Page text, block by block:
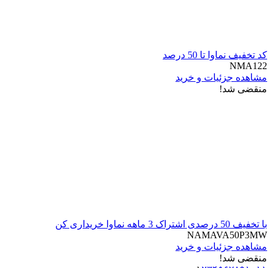
کد تخفیف نماوا تا 50 درصد
NMA122
مشاهده جزئیات و خرید
منقضی شد!
با تخفیف 50 درصدی اشتراک 3 ماهه نماوا خریداری کن
NAMAVA50P3MW
مشاهده جزئیات و خرید
منقضی شد!